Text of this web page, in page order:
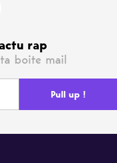
rap
boite mail